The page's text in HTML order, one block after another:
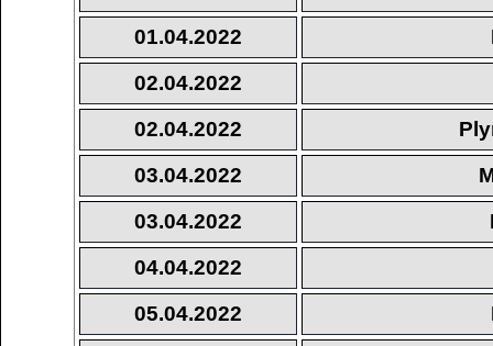
01.04.2022
02.04.2022
02.04.2022
03.04.2022
03.04.2022
04.04.2022
05.04.2022